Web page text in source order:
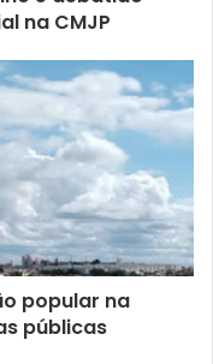
na CMJP
popular na
públicas